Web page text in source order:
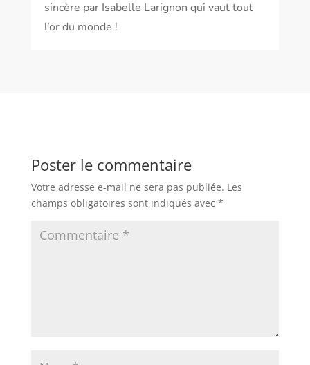
sincère par Isabelle Larignon qui vaut tout
l’or du monde !
Poster le commentaire
Votre adresse e-mail ne sera pas publiée. Les
champs obligatoires sont indiqués avec *